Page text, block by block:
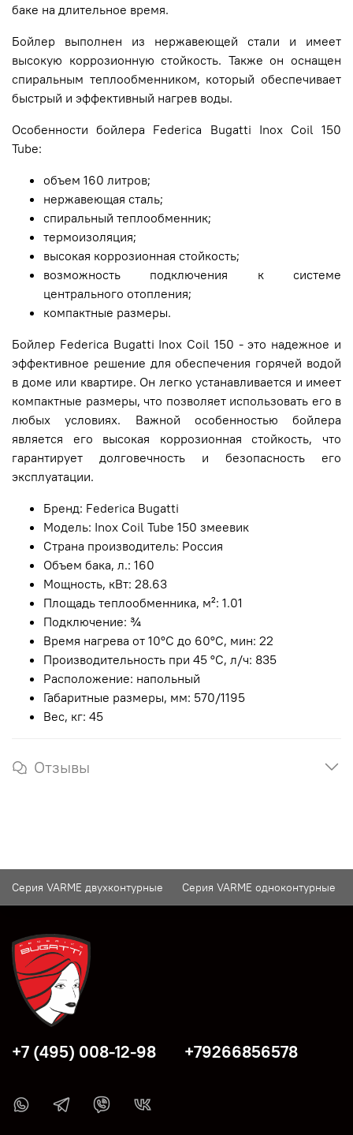
баке на длительное время.
Бойлер выполнен из нержавеющей стали и имеет
высокую коррозионную стойкость. Также он оснащен
спиральным теплообменником, который обеспечивает
быстрый и эффективный нагрев воды.
Особенности бойлера Federica Bugatti Inox Coil 150
Tube:
объем 160 литров;
нержавеющая сталь;
спиральный теплообменник;
термоизоляция;
высокая коррозионная стойкость;
возможность подключения к системе
центрального отопления;
компактные размеры.
Бойлер Federica Bugatti Inox Coil 150 - это надежное и
эффективное решение для обеспечения горячей водой
в доме или квартире. Он легко устанавливается и имеет
компактные размеры, что позволяет использовать его в
любых условиях. Важной особенностью бойлера
является его высокая коррозионная стойкость, что
гарантирует долговечность и безопасность его
эксплуатации.
Бренд: Federica Bugatti
Модель: Inox Coil Tube 150 змеевик
Страна производитель: Россия
Объем бака, л.: 160
Мощность, кВт: 28.63
Площадь теплообменника, м²: 1.01
Подключение: ¾
Время нагрева от 10°С до 60°С, мин: 22
Производительность при 45 °С, л/ч: 835
Расположение: напольный
Габаритные размеры, мм: 570/1195
Вес, кг: 45
Отзывы
Серия VARME двухконтурные Серия VARME одноконтурные
+7 (495) 008-12-98 +79266856578